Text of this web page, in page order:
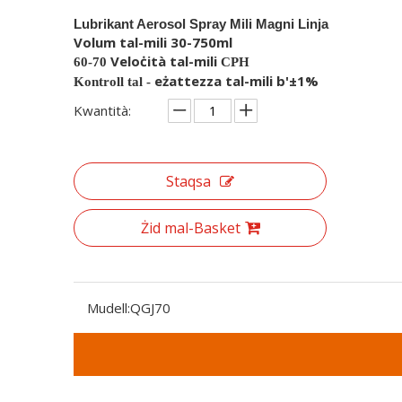
Lubrikant Aerosol Spray Mili Magni Linja
Volum tal-mili 30-750ml
60-70 Veloċità tal-mili CPH
Kontroll tal - eżattezza tal-mili b'±1%
Kwantità:
Staqsa
Żid mal-Basket
Mudell:QGJ70